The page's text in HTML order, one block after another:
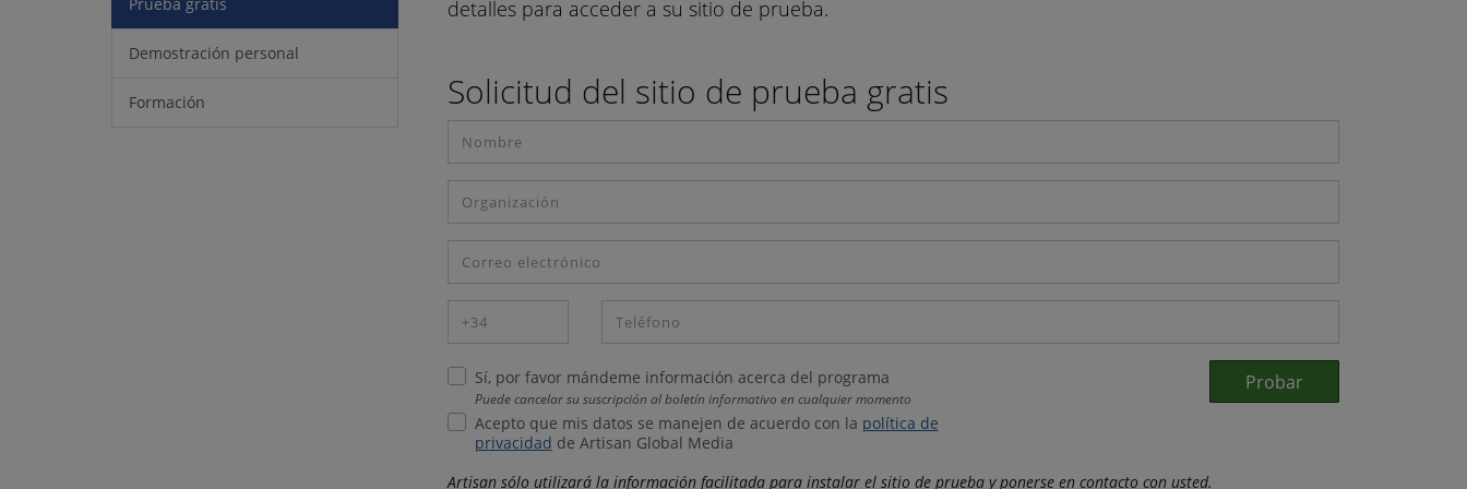
Demostración personal
Formación
detalles para acceder a su sitio de prueba.
Solicitud del sitio de prueba gratis
Sí, por favor mándeme información acerca del programa
Puede cancelar su suscripción al boletín informativo en cualquier momento
Acepto que mis datos se manejen de acuerdo con la política de
privacidad de Artisan Global Media
Probar
Artisan sólo utilizará la información facilitada para instalar el sitio de prueba y ponerse en contacto con usted.